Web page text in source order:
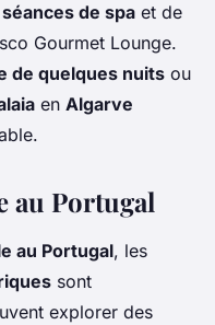
séances de spa et de
Gourmet Lounge.
de quelques nuits ou
en Algarve
au Portugal
au Portugal, les
sont
explorer des